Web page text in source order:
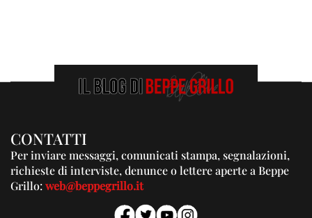
CONTATTI
Per inviare messaggi, comunicati stampa, segnalazioni,
richieste di interviste, denunce o lettere aperte a Beppe
Grillo:web@beppegrillo.it